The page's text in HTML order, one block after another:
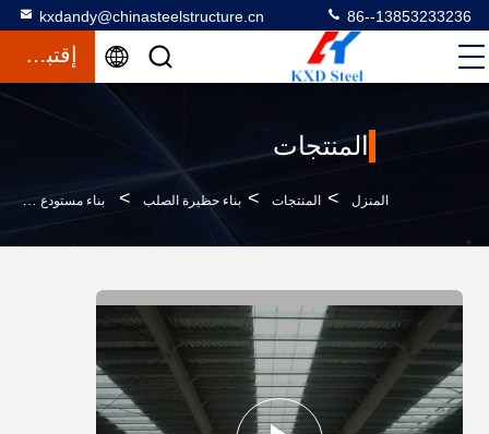
kxdandy@chinasteelstructure.cn 86--13853233236
إقتباس
المنتجات
المنزل > المنتجات > بناء حظيرة الصلب > بناء مستودع فولاذي مخصص بناء الكنائس الفولاذية الجاهزة